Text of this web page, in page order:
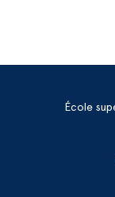
École